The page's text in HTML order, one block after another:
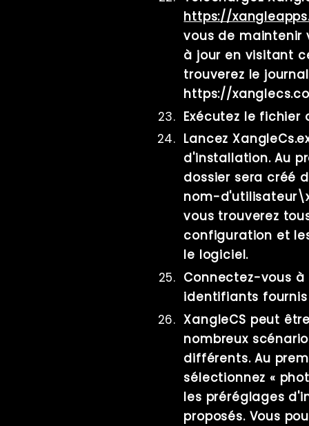
https://
vous de maintenir
à jour en visitant
trouverez le
https://
Exécutez le fichier
Lancez
d'installation. Au
dossier sera créé
nom-
vous trouverez
configuration et
le logiciel.
Connectez-vous
identifiants
XangleCS peut
nombreux
différents. Au
sélectionnez «
les préréglages
proposés. Vous